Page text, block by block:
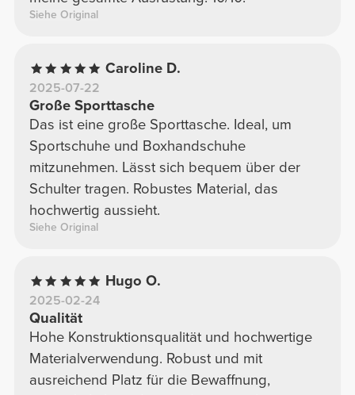
Siehe Original
Caroline D.
2025-07-22
Große Sporttasche
Das ist eine große Sporttasche. Ideal, um
Sportschuhe und Boxhandschuhe
mitzunehmen. Lässt sich bequem über der
Schulter tragen. Robustes Material, das
hochwertig aussieht.
Siehe Original
Hugo O.
2025-02-24
Qualität
Hohe Konstruktionsqualität und hochwertige
Materialverwendung. Robust und mit
ausreichend Platz für die Bewaffnung,